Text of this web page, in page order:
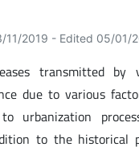
11/2019 - Edited 05/01/
transmitted by
due to various
urbanization
to the historical